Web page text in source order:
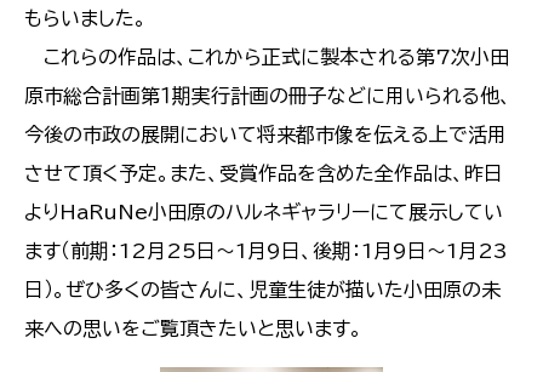
もらいました。
これらの作品は、これから正式に製本される第7次小田
原市総合計画第１期実行計画の冊子などに用いられる他、
今後の市政の展開において将来都市像を伝える上で活用
させて頂く予定。また、受賞作品を含めた全作品は、昨日
よりHaRuNe小田原のハルネギャラリーにて展示してい
ます（前期：12月25日～1月9日、後期：1月9日～1月23
日）。ぜひ多くの皆さんに、児童生徒が描いた小田原の未
来への思いをご覧頂きたいと思います。